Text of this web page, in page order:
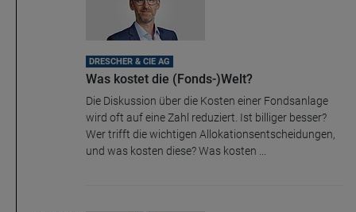
DRESCHER & CIE AG
Was kostet die (Fonds-)Welt?
Die Diskussion über die Kosten einer Fondsanlage
wird oft auf eine Zahl reduziert. Ist billiger besser?
Wer trifft die wichtigen Allokationsentscheidungen,
und was kosten diese? Was kosten ...